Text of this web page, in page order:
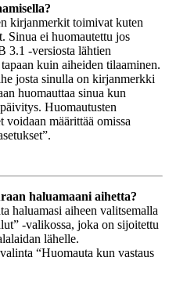
kirjanmerkit toimivat kuten
Sinua ei huomautettu jos
3.1 -versiosta lähtien
kuin aiheiden tilaaminen.
josta sinulla on kirjanmerkki
huomauttaa sinua kun
Huomautusten
voidaan määrittää omissa
haluamaani aihetta?
haluamasi aiheen valitsemalla
-valikossa, joka on sijoitettu
lähelle.
“Huomauta kun vastaus